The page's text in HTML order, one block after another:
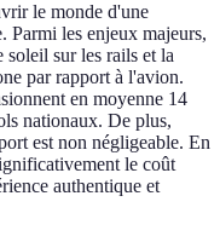
le monde d'une
Parmi les enjeux majeurs,
soleil sur les rails et la
par rapport à l'avion.
en moyenne 14
nationaux. De plus,
est non négligeable. En
le coût
authentique et